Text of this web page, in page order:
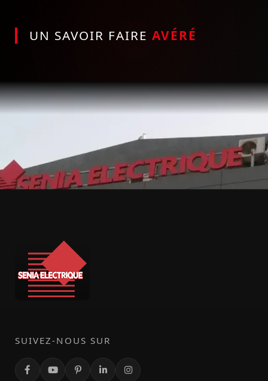
UN SAVOIR FAIRE AVÉRÉ
SUIVEZ-NOUS SUR